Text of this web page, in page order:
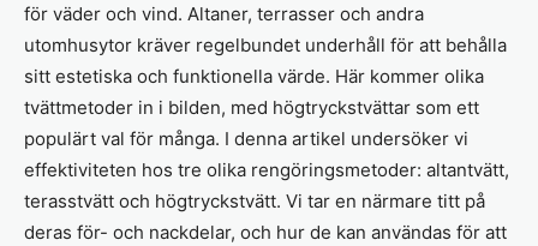
för väder och vind. Altaner, terrasser och andra
utomhusytor kräver regelbundet underhåll för att behålla
sitt estetiska och funktionella värde. Här kommer olika
tvättmetoder in i bilden, med högtryckstvättar som ett
populärt val för många. I denna artikel undersöker vi
effektiviteten hos tre olika rengöringsmetoder: altantvätt,
terasstvätt och högtryckstvätt. Vi tar en närmare titt på
deras för- och nackdelar, och hur de kan användas för att